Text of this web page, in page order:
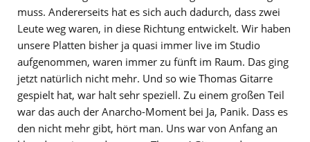
muss. Andererseits hat es sich auch dadurch, dass zwei
Leute weg waren, in diese Richtung entwickelt. Wir haben
unsere Platten bisher ja quasi immer live im Studio
aufgenommen, waren immer zu fünft im Raum. Das ging
jetzt natürlich nicht mehr. Und so wie Thomas Gitarre
gespielt hat, war halt sehr speziell. Zu einem großen Teil
war das auch der Anarcho-Moment bei Ja, Panik. Dass es
den nicht mehr gibt, hört man. Uns war von Anfang an